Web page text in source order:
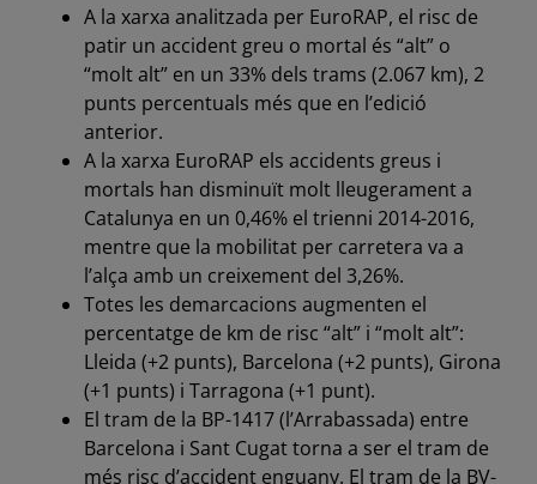
A la xarxa analitzada per EuroRAP, el risc de
patir un accident greu o mortal és “alt” o
“molt alt” en un 33% dels trams (2.067 km), 2
punts percentuals més que en l’edició
anterior.
A la xarxa EuroRAP els accidents greus i
mortals han disminuït molt lleugerament a
Catalunya en un 0,46% el trienni 2014-2016,
mentre que la mobilitat per carretera va a
l’alça amb un creixement del 3,26%.
Totes les demarcacions augmenten el
percentatge de km de risc “alt” i “molt alt”:
Lleida (+2 punts), Barcelona (+2 punts), Girona
(+1 punts) i Tarragona (+1 punt).
El tram de la BP-1417 (l’Arrabassada) entre
Barcelona i Sant Cugat torna a ser el tram de
més risc d’accident enguany. El tram de la BV-